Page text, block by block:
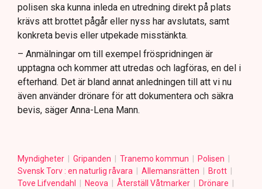
polisen ska kunna inleda en utredning direkt på plats
krävs att brottet pågår eller nyss har avslutats, samt
konkreta bevis eller utpekade misstänkta.
– Anmälningar om till exempel fröspridningen är
upptagna och kommer att utredas och lagföras, en del i
efterhand. Det är bland annat anledningen till att vi nu
även använder drönare för att dokumentera och säkra
bevis, säger Anna-Lena Mann.
Myndigheter Gripanden Tranemo kommun
Polisen
Svensk Torv : en naturlig råvara
Allemansrätten
Brott
Tove Lifvendahl
Neova Återställ Våtmarker
Drönare